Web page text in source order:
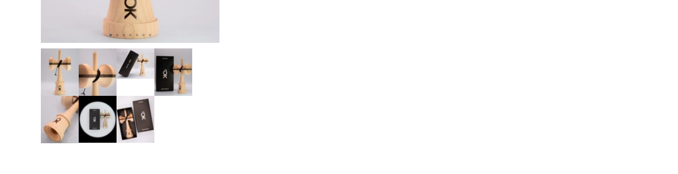
Duncan Toys Discraft - Freesbee